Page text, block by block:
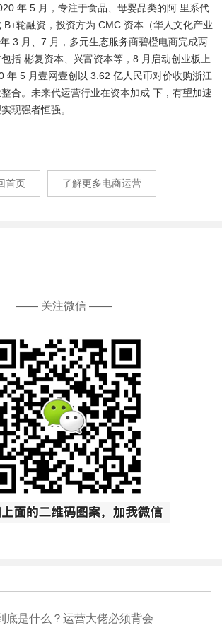
年 5 月，专注于食品、母婴品类的阿 里系代
B+轮融资，投资方为 CMC 资本（华人文化产业
3 月、7 月，多元生态服务商碧橙电商完成两
括 彬复资本、兴富资本等，8 月启动创业板上
年 5 月壹网壹创以 3.62 亿人民币对价收购浙江
整合。未来代运营行业在资本加成 下，有望加速
现强者恒强。
首页 了解更多电商运营
—— 关注微信 ——
底是什么？运营大佬必须背会